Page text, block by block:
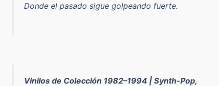
Donde el pasado sigue golpeando fuerte.
Vinilos de Colección 1982–1994 | Synth-Pop,